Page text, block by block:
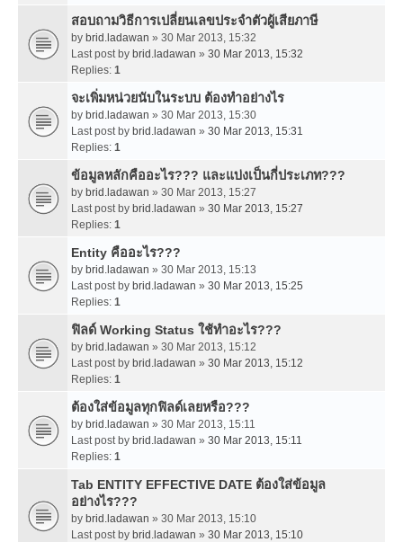
สอบถามวิธีการเปลี่ยนเลขประจำตัวผู้เสียภาษี
by brid.ladawan » 30 Mar 2013, 15:32
Last post by brid.ladawan » 30 Mar 2013, 15:32
Replies: 1
จะเพิ่มหน่วยนับในระบบ ต้องทำอย่างไร
by brid.ladawan » 30 Mar 2013, 15:30
Last post by brid.ladawan » 30 Mar 2013, 15:31
Replies: 1
ข้อมูลหลักคืออะไร??? และแบ่งเป็นกี่ประเภท???
by brid.ladawan » 30 Mar 2013, 15:27
Last post by brid.ladawan » 30 Mar 2013, 15:27
Replies: 1
Entity คืออะไร???
by brid.ladawan » 30 Mar 2013, 15:13
Last post by brid.ladawan » 30 Mar 2013, 15:25
Replies: 1
ฟิลด์ Working Status ใช้ทำอะไร???
by brid.ladawan » 30 Mar 2013, 15:12
Last post by brid.ladawan » 30 Mar 2013, 15:12
Replies: 1
ต้องใส่ข้อมูลทุกฟิลด์เลยหรือ???
by brid.ladawan » 30 Mar 2013, 15:11
Last post by brid.ladawan » 30 Mar 2013, 15:11
Replies: 1
Tab ENTITY EFFECTIVE DATE ต้องใส่ข้อมูล
อย่างไร???
by brid.ladawan » 30 Mar 2013, 15:10
Last post by brid.ladawan » 30 Mar 2013, 15:10